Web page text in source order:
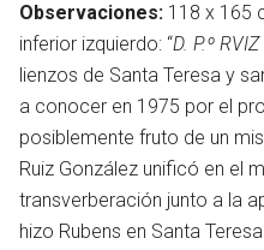
Observaciones: 118 x 165
inferior izquierdo: “D. P.º
lienzos de Santa Teresa y
a conocer en 1975 por el
posiblemente fruto de un
Ruiz González unificó en el
transverberación junto a la
hizo Rubens en Santa